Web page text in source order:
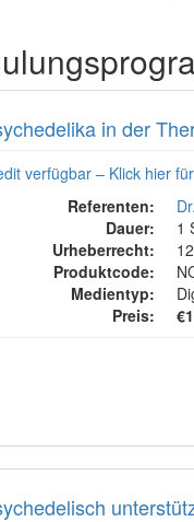
in der
verfügbar – Klick hier
Referenten:
Dauer:
1
Urheberrecht:
Produktcode:
Medientyp:
Preis: